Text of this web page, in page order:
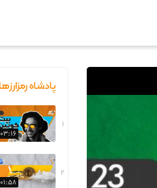
پادشاه
۱
۰۳:۱۶
۲
۰۱:۵۸